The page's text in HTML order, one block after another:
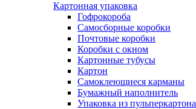
Картонная упаковка
Гофрокороба
Самосборные коробки
Почтовые коробки
Коробки с окном
Картонные тубусы
Картон
Самоклеющиеся карманы
Бумажный наполнитель
Упаковка из пульперкартона